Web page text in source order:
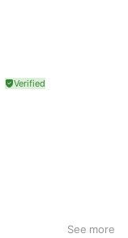
See more